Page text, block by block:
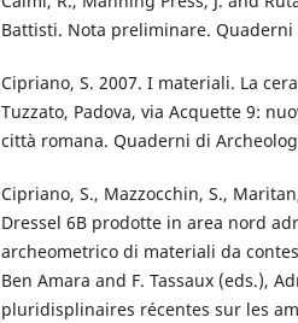
Battisti. Nota preliminare. Quaderni
Cipriano, S. 2007. I materiali. La
Tuzzato, Padova, via Acquette 9:
città romana. Quaderni di
Cipriano, S., Mazzocchin, S.,
Dressel 6B prodotte in area nord
archeometrico di materiali da
Ben Amara and F. Tassaux (eds.),
pluridisplinaires récentes sur les